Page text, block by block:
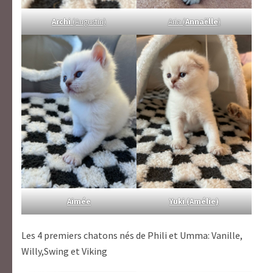
Archi(Augustin) Aria (Annaëlle)
Aimée Yuki (Amélie)
Les 4 premiers chatons nés de Phili et Umma: Vanille,
Willy,Swing et Viking